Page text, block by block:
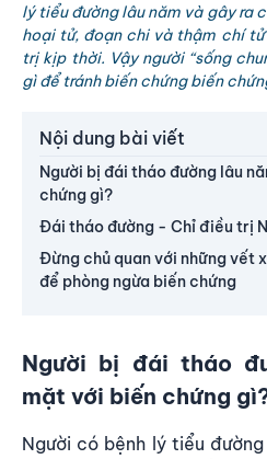
lý tiểu đường lâu năm và gây ra
hoại tử, đoạn chi và thậm chí
trị kịp thời. Vậy người “sống
gì để tránh biến chứng biến
Nội dung bài viết
Người bị đái tháo đường lâu
chứng gì?
Đái tháo đường - Chỉ điều trị
Đừng chủ quan với những vết
để phòng ngừa biến chứng
Người bị đái tháo
mặt với biến chứng
Người có bệnh lý tiểu